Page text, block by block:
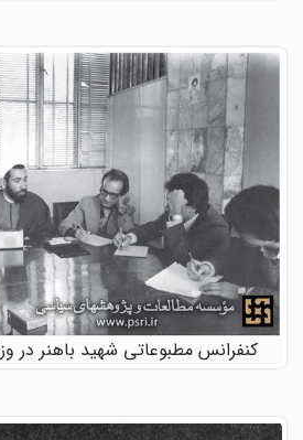
کنفرانس مطبوعاتی شهید باهنر در